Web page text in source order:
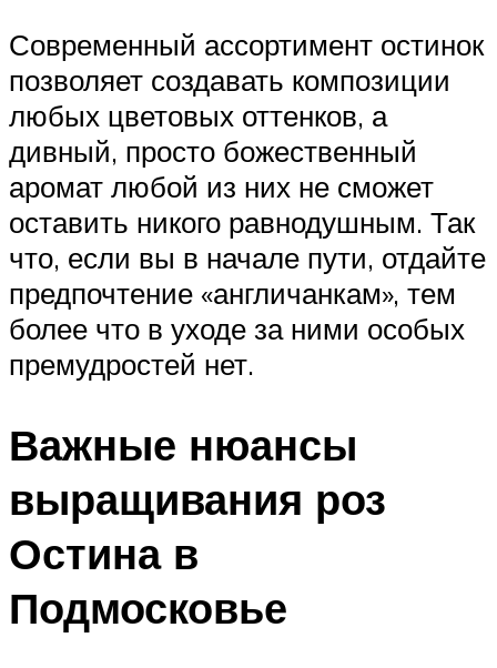
Современный ассортимент остинок
позволяет создавать композиции
любых цветовых оттенков, а
дивный, просто божественный
аромат любой из них не сможет
оставить никого равнодушным. Так
что, если вы в начале пути, отдайте
предпочтение «англичанкам», тем
более что в уходе за ними особых
премудростей нет.
Важные нюансы
выращивания роз
Остина в
Подмосковье